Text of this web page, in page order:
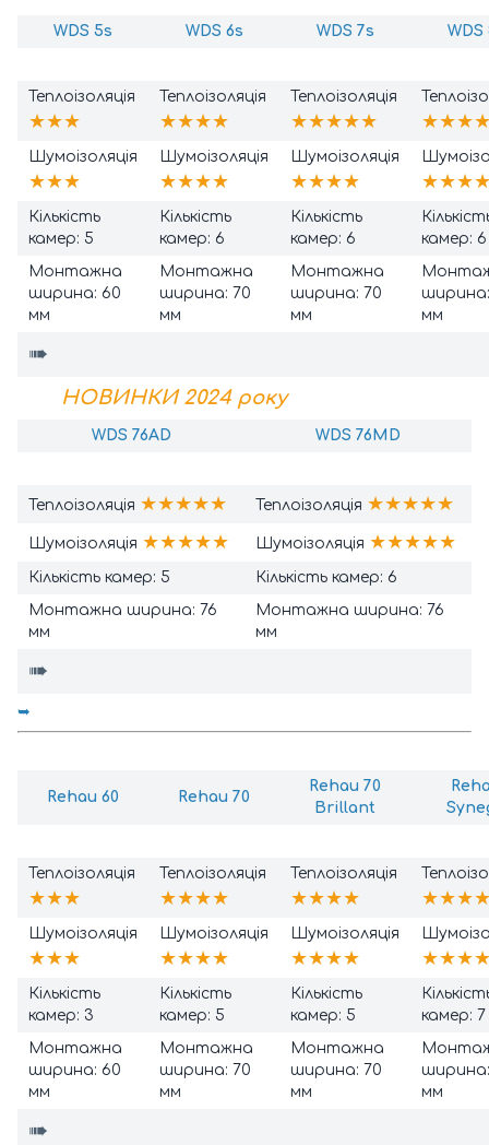
WDS 5s WDS 6s WDS 7s WDS
Теплоізоляція
★★★
Теплоізоляція
★★★★
Теплоізоляція
★★★★★
Шумоізоляція
★★★
Шумоізоляція
★★★★
Шумоізоляція
★★★★
Кількість
камер: 5
Кількість
камер: 6
Кількість
камер: 6
камер: 6
Монтажна
ширина: 60
мм
Монтажна
ширина: 70
мм
Монтажна
ширина: 70
мм
мм
➠
НОВИНКИ 2024 року
WDS 76AD WDS 76MD
Теплоізоляція ★★★★★ Теплоізоляція ★★★★★
Шумоізоляція ★★★★★ Шумоізоляція ★★★★★
Кількість камер: 5
Кількість камер: 6
Монтажна ширина: 76
мм
Монтажна ширина: 76
мм
➠
➥
Rehau 60 Rehau 70
Rehau 70
Brillant
Теплоізоляція
★★★
Теплоізоляція
★★★★
Теплоізоляція
★★★★
Шумоізоляція
★★★
Шумоізоляція
★★★★
Шумоізоляція
★★★★
Кількість
камер: 3
Кількість
камер: 5
Кількість
камер: 5
камер: 7
Монтажна
ширина: 60
мм
Монтажна
ширина: 70
мм
Монтажна
ширина: 70
мм
мм
➠